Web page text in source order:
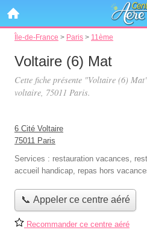
Île-de-France > Paris > 11ème
Voltaire (6) Mat
Cette fiche présente "Voltaire (6)
voltaire, 75011 Paris.
6 Cité Voltaire
75011 Paris
Services : restauration vacances,
accueil handicap, repas hors
📞 Appeler ce centre aéré
Recommander ce centre aéré